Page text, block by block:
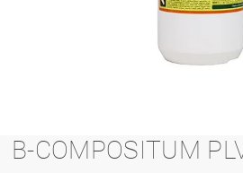
B-COMPOSITUM